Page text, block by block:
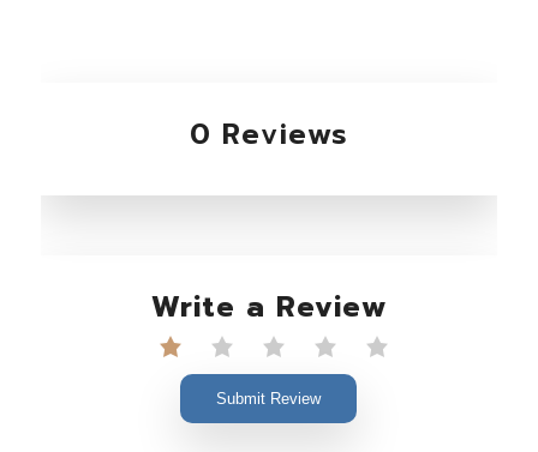
0 Reviews
Write a Review
Submit Review